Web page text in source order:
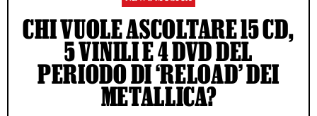
CHI VUOLE ASCOLTARE 15 CD,
5 VINILI E 4 DVD DEL
PERIODO DI ‘RELOAD’ DEI
METALLICA?